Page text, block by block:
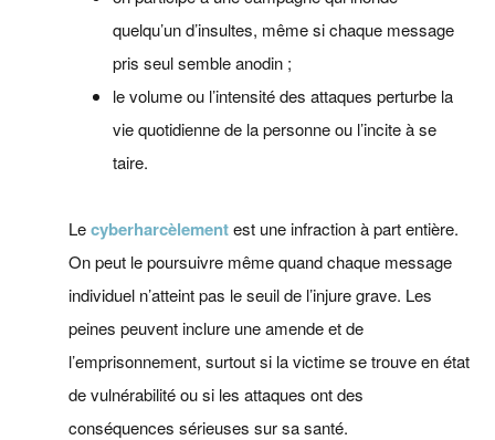
quelqu’un d’insultes, même si chaque message
pris seul semble anodin ;
le volume ou l’intensité des attaques perturbe la
vie quotidienne de la personne ou l’incite à se
taire.
Lecyberharcèlementest une infraction à part entière.
On peut le poursuivre même quand chaque message
individuel n’atteint pas le seuil de l’injure grave. Les
peines peuvent inclure une amende et de
l’emprisonnement, surtout si la victime se trouve en état
de vulnérabilité ou si les attaques ont des
conséquences sérieuses sur sa santé.